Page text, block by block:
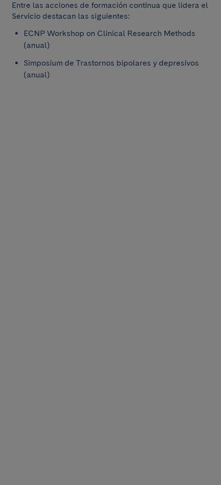
Entre las acciones de formación continua que lidera el
Servicio destacan las siguientes:
ECNP Workshop on Clinical Research Methods
(anual)
Simposium de Trastornos bipolares y depresivos
(anual)